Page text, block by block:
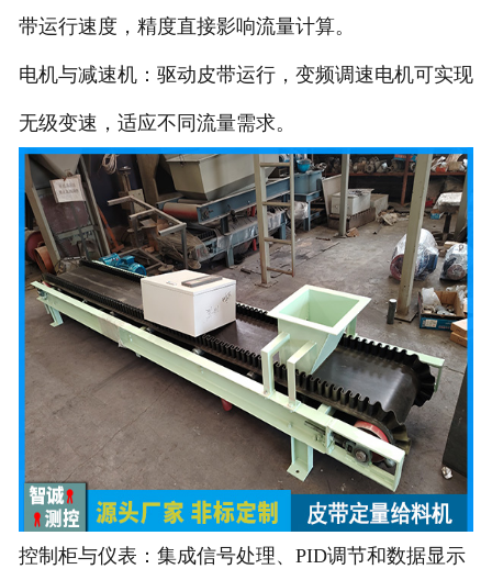
脉冲除尘器
称重配件
给煤机
非称重系列产品
带运行速度，精度直接影响流量计算。
电机与减速机：驱动皮带运行，变频调速电机可实现
无级变速，适应不同流量需求。
控制柜与仪表：集成信号处理、PID调节和数据显示